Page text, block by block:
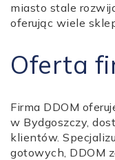
miasto stale
oferując wiele
Oferta
Firma DDOM
w Bydgoszczy,
klientów.
gotowych, DDOM